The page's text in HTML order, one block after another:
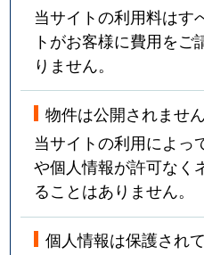
当サイトの利用料はす
トがお客様に費用を
りません。
物件は公開されません
当サイトの利用によっ
や個人情報が許可なく
ることはありません。
個人情報は保護され